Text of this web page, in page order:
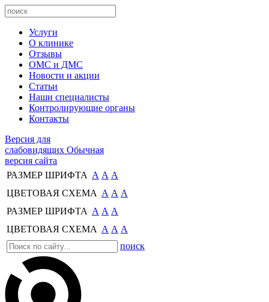
Услуги
О клинике
Отзывы
ОМС и ДМС
Новости и акции
Статьи
Наши специалисты
Контролирующие органы
Контакты
Версия для
слабовидящих Обычная
версия сайта
РАЗМЕР ШРИФТА А А А
ЦВЕТОВАЯ СХЕМА А А А
РАЗМЕР ШРИФТА А А А
ЦВЕТОВАЯ СХЕМА А А А
поиск